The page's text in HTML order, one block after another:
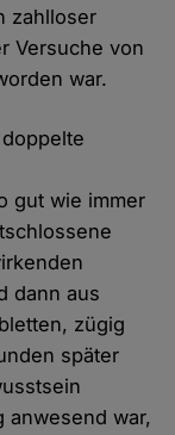
zahlloser
Versuche von
war.
gut wie immer
dann aus
zügig
später
anwesend war,